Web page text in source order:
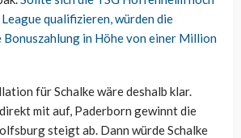
qualifizieren, würden die
Bonuszahlung in Höhe von einer Million
für Schalke wäre deshalb klar.
mit auf, Paderborn gewinnt die
steigt ab. Dann würde Schalke